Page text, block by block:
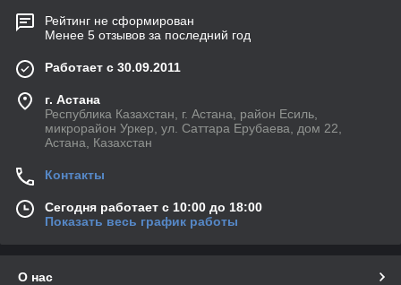
Рейтинг не сформирован
Менее 5 отзывов за последний год
Работает с 30.09.2011
г. Астана
Республика Казахстан, г. Астана, район Есиль,
микрорайон Уркер, ул. Саттара Ерубаева, дом 22,
Астана, Казахстан
Контакты
Сегодня работает с 10:00 до 18:00
Показать весь график работы
О нас